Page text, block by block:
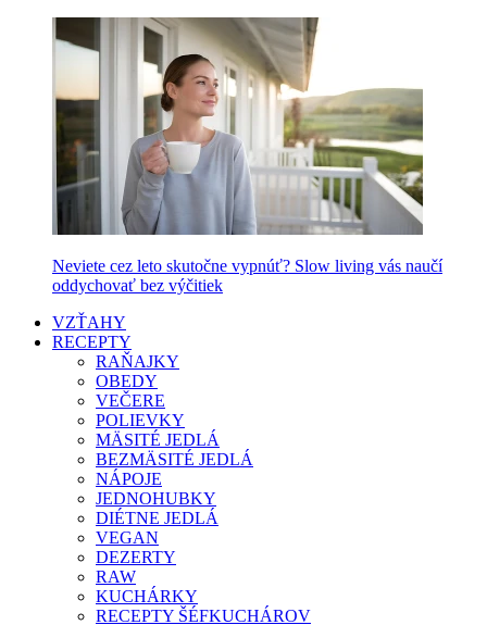
Neviete cez leto skutočne vypnúť? Slow living vás naučí
oddychovať bez výčitiek
VZŤAHY
RECEPTY
RAŇAJKY
OBEDY
VEČERE
POLIEVKY
MÄSITÉ JEDLÁ
BEZMÄSITÉ JEDLÁ
NÁPOJE
JEDNOHUBKY
DIÉTNE JEDLÁ
VEGAN
DEZERTY
RAW
KUCHÁRKY
RECEPTY ŠÉFKUCHÁROV